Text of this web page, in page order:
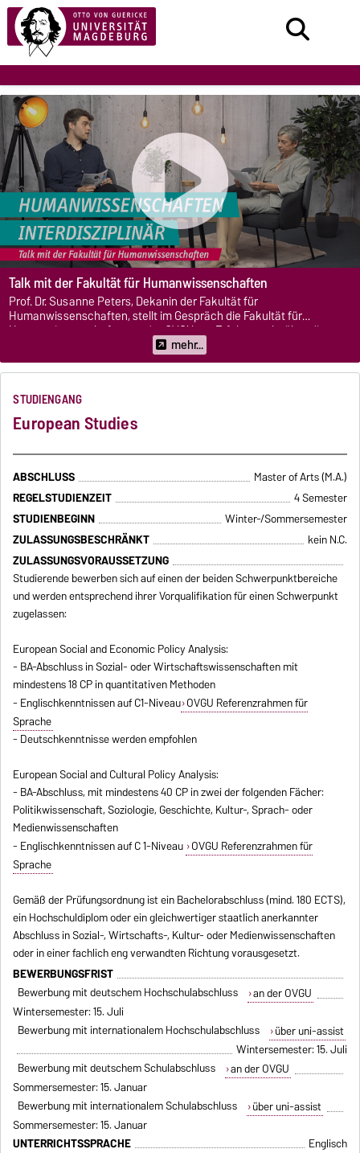
Talk mit der Fakultät für Humanwissenschaften
Prof. Dr. Susanne Peters, Dekanin der Fakultät für
Humanwissenschaften, stellt im Gespräch die Fakultät für
Humanwissenschaften an der OVGU vor. Erfahre mehr über die
Masterstudiengänge, die Forschung und eine Karriere in den
Geisteswissenschaften.
mehr...
STUDIENGANG
European Studies
ABSCHLUSS
Master of Arts (M.A.)
REGELSTUDIENZEIT
4 Semester
STUDIENBEGINN
Winter-/Sommersemester
ZULASSUNGSBESCHRÄNKT
kein N.C.
ZULASSUNGSVORAUSSETZUNG
Studierende bewerben sich auf einen der beiden Schwerpunktbereiche
und werden entsprechend ihrer Vorqualifikation für einen Schwerpunkt
zugelassen:
European Social and Economic Policy Analysis:
- BA-Abschluss in Sozial- oder Wirtschaftswissenschaften mit
mindestens 18 CP in quantitativen Methoden
- Englischkenntnissen auf C1-Niveau OVGU Referenzrahmen für
Sprache
- Deutschkenntnisse werden empfohlen
European Social and Cultural Policy Analysis:
- BA-Abschluss, mit mindestens 40 CP in zwei der folgenden Fächer:
Politikwissenschaft, Soziologie, Geschichte, Kultur-, Sprach- oder
Medienwissenschaften
- Englischkenntnissen auf C 1-Niveau OVGU Referenzrahmen für
Sprache
Gemäß der Prüfungsordnung ist ein Bachelorabschluss (mind. 180 ECTS),
ein Hochschuldiplom oder ein gleichwertiger staatlich anerkannter
Abschluss in Sozial-, Wirtschafts-, Kultur- oder Medienwissenschaften
oder in einer fachlich eng verwandten Richtung vorausgesetzt.
BEWERBUNGSFRIST
Bewerbung mit deutschem Hochschulabschluss
an der OVGU
Wintersemester: 15. Juli
Bewerbung mit internationalem Hochschulabschluss
über uni-assist
Wintersemester: 15. Juli
Bewerbung mit deutschem Schulabschluss
an der OVGU
Sommersemester: 15. Januar
Bewerbung mit internationalem Schulabschluss
über uni-assist
Sommersemester: 15. Januar
UNTERRICHTSSPRACHE
Englisch